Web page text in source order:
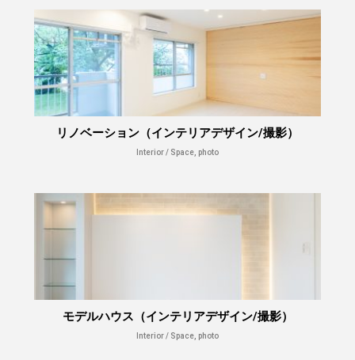
リノベーション（インテリアデザイン/撮影）
Interior / Space, photo
モデルハウス（インテリアデザイン/撮影）
Interior / Space, photo